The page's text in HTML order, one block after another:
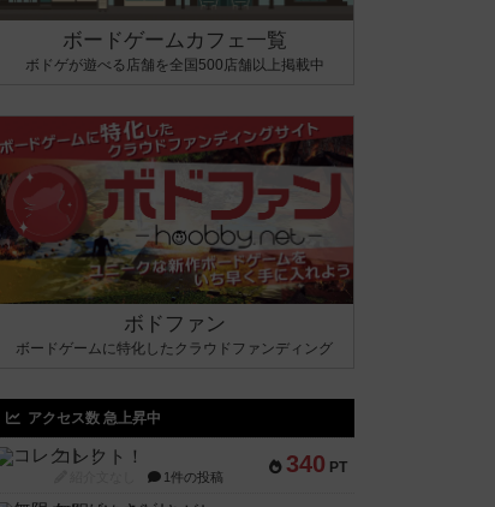
ボードゲームカフェ一覧
ボドゲが遊べる店舗を全国500店舗以上掲載中
ボドファン
ボードゲームに特化したクラウドファンディング
アクセス数 急上昇中
340 PT
コレクト！
1件の投稿